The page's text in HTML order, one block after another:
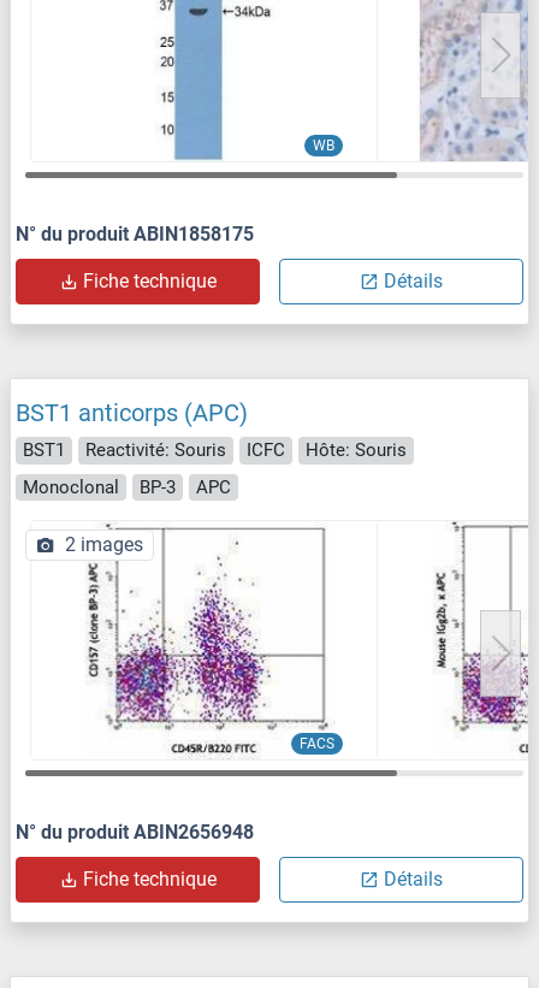
WB
N° du produit ABIN1858175
Fiche technique Détails
BST1 anticorps (APC)
BST1 Reactivité: Souris ICFC
Hôte: Souris
Monoclonal
BP-3 APC
FACS
2 images
N° du produit ABIN2656948
Fiche technique Détails